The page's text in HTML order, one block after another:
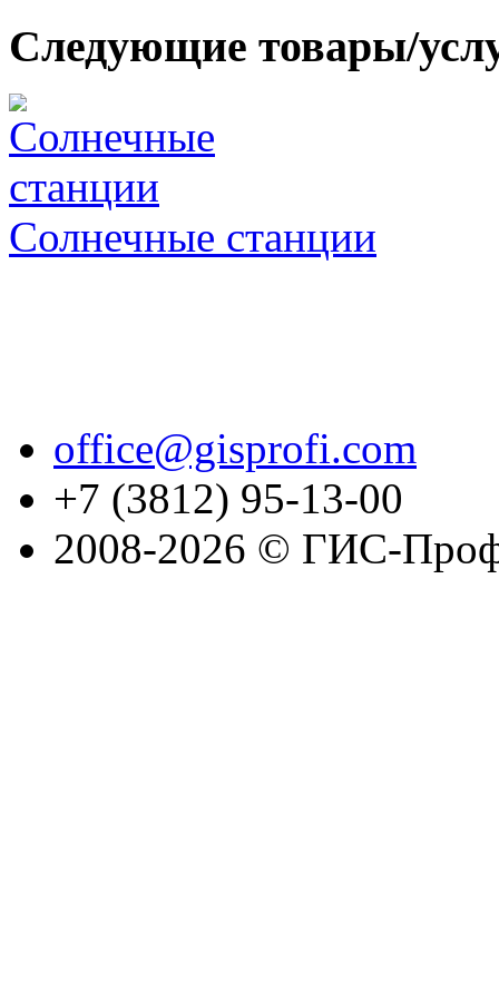
Следующие товары/
Солнечные станции
office@gisprofi.com
+7 (3812) 95-13-00
2008-2026 © ГИС-